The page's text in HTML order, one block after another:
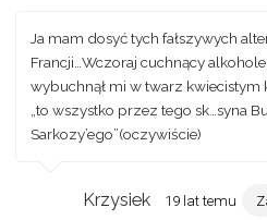
Ja mam dosyć tych fałszywych
Francji…Wczoraj cuchnący
wybuchnął mi w twarz kwiecistym
„to wszystko przez tego sk…syna
Sarkozy’ego”(oczywiście)
Krzysiek 19 lat temu